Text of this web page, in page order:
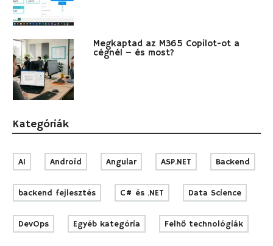
Megkaptad az M365 Copilot-ot a
cégnél – és most?
Kategóriák
AI Android Angular ASP.NET Backend
backend fejlesztés C# és .NET Data Science
DevOps Egyéb kategória Felhő technológiák